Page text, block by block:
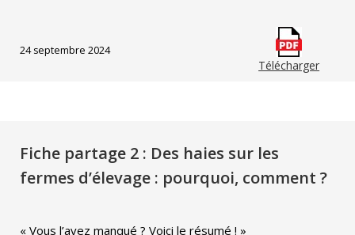
24 septembre 2024
Télécharger
Fiche partage 2 : Des haies sur les
fermes d’élevage : pourquoi, comment ?
« Vous l’avez manqué ? Voici le résumé ! »